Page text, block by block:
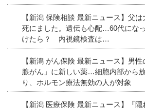
【新潟 保険相談 最新ニュース】父
死にました。遺伝も心配…60代にな
けたら？ 内視鏡検査は…
【新潟 がん保険 最新ニュース】男
腺がん」に新しい薬…細胞内部から
り、ホルモン療法無効の人が対象
【新潟 医療保険 最新ニュース】『